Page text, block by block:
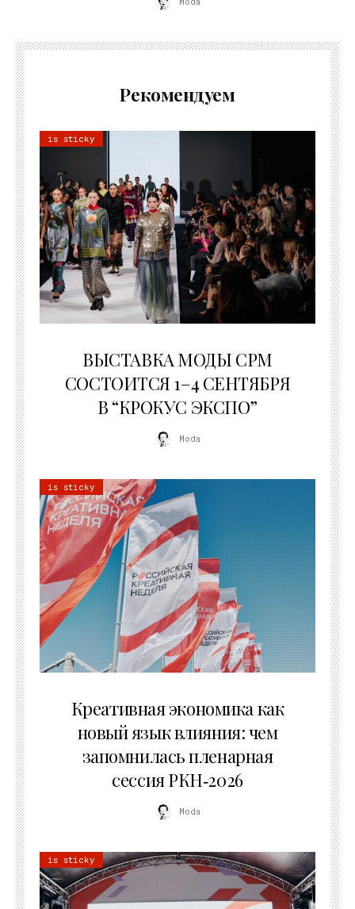
Рекомендуем
is sticky
ВЫСТАВКА МОДЫ CPM
СОСТОИТСЯ 1–4 СЕНТЯБРЯ
В “КРОКУС ЭКСПО”
Moda
is sticky
Креативная экономика как
новый язык влияния: чем
запомнилась пленарная
сессия РКН‑2026
Moda
is sticky